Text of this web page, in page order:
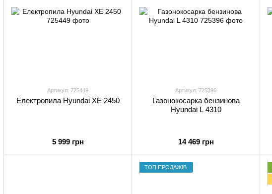
Артикул: 725449
Електропила Hyundai XE 2450
5 999 грн
Артикул: 725396
Газонокосарка бензинова
Hyundai L 4310
14 469 грн
ТОП ПРОДАЖІВ